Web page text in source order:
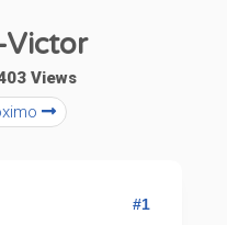
Victor
Views
#1